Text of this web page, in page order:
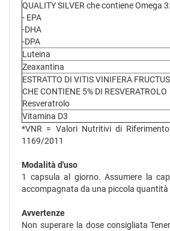
QUALITY SILVER che contiene Omega 3:
- EPA
-DHA
-DPA
Luteina
Zeaxantina
ESTRATTO DI VITIS VINIFERA FRUCTUS
CHE CONTIENE 5% DI RESVERATROLO
Resveratrolo
Vitamina D3
*VNR = Valori Nutritivi di
1169/2011
Modalità d'uso
1 capsula al giorno. Assumere la
accompagnata da una piccola quantità
Avvertenze
Non superare la dose consigliata